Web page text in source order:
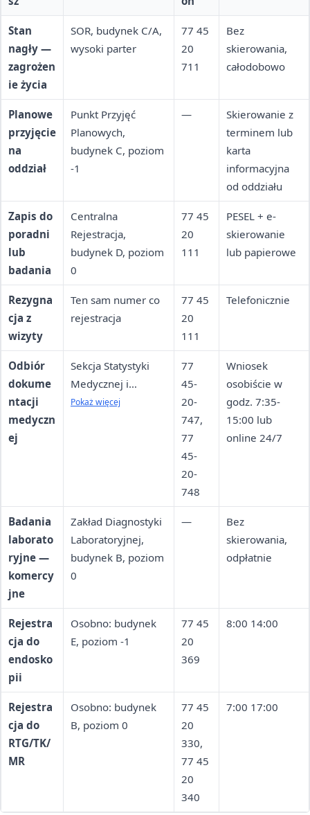
Stan
nagły —
zagrożen
ie życia
SOR, budynek C/A,
wysoki parter
77 45
20
711
Bez
skierowania,
całodobowo
Planowe
przyjęcie
na
oddział
Punkt Przyjęć
Planowych,
budynek C, poziom
-1
—
Skierowanie z
terminem lub
karta
informacyjna
od oddziału
Zapis do
poradni
lub
badania
Centralna
Rejestracja,
budynek D, poziom
0
77 45
20
111
PESEL + e-
skierowanie
lub papierowe
Rezygna
cja z
wizyty
Ten sam numer co
rejestracja
77 45
20
111
Telefonicznie
Odbiór
dokume
ntacji
medyczn
ej
Sekcja Statystyki
Medycznej i
Archiwum,
Pokaż więcej
77
45-
20-
747,
77
45-
20-
748
Wniosek
osobiście w
godz. 7:35-
15:00 lub
online 24/7
Badania
laborato
ryjne —
komercy
jne
Zakład Diagnostyki
Laboratoryjnej,
budynek B, poziom
0
—
Bez
skierowania,
odpłatnie
Rejestra
cja do
endosko
pii
Osobno: budynek
E, poziom -1
77 45
20
369
8:00 14:00
Rejestra
cja do
RTG/TK/
MR
Osobno: budynek
B, poziom 0
77 45
20
330,
77 45
20
340
7:00 17:00